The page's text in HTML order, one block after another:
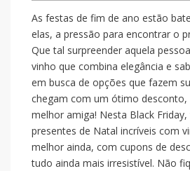
As festas de fim de ano estão
elas, a pressão para encontrar o
Que tal surpreender aquela
vinho que combina elegância e
em busca de opções que fazem
chegam com um ótimo desconto,
melhor amiga! Nesta Black
presentes de Natal incríveis com
melhor ainda, com cupons de
tudo ainda mais irresistível. Não